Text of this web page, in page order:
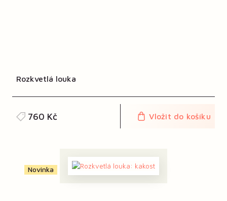
Rozkvetlá louka
760 Kč Vložit do košíku
Novinka